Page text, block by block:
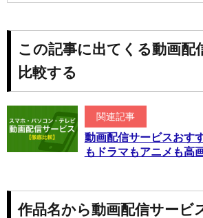
この記事に出てくる動画配
比較する
関連記事
動画配信サービスおす
もドラマもアニメも高
作品名から動画配信サービ